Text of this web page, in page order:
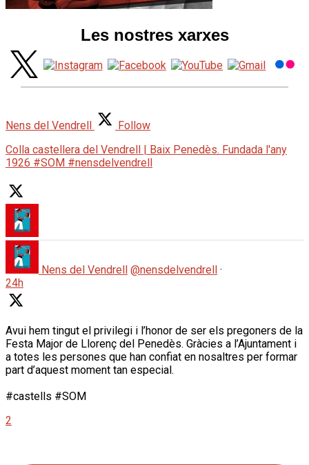
Les nostres xarxes
Nens del Vendrell
Follow
Colla castellera del Vendrell | Baix Penedès. Fundada l'any
1926 #SOM #nensdelvendrell
Nens del Vendrell @nensdelvendrell ·
24h
Avui hem tingut el privilegi i l’honor de ser els pregoners de la
Festa Major de Llorenç del Penedès. Gràcies a l’Ajuntament i
a totes les persones que han confiat en nosaltres per formar
part d’aquest moment tan especial.
#castells #SOM
2